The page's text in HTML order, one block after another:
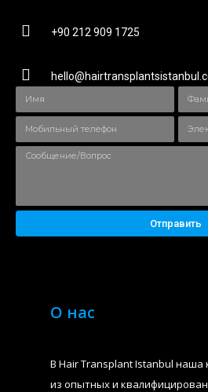
+90 212 909 1725
Отправить
О нас
В Hair Transplant Istanbul наша
из опытных и